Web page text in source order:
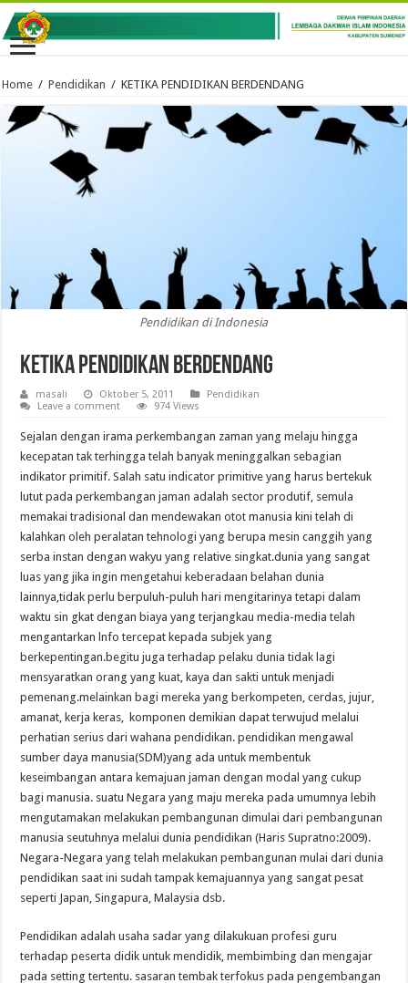
Home / Pendidikan / KETIKA PENDIDIKAN BERDENDANG
Pendidikan di Indonesia
KETIKA PENDIDIKAN BERDENDANG
masali Oktober 5, 2011
Pendidikan
Leave a comment
974 Views
Sejalan dengan irama perkembangan zaman yang melaju hingga
kecepatan tak terhingga telah banyak meninggalkan sebagian
indikator primitif. Salah satu indicator primitive yang harus bertekuk
lutut pada perkembangan jaman adalah sector produtif, semula
memakai tradisional dan mendewakan otot manusia kini telah di
kalahkan oleh peralatan tehnologi yang berupa mesin canggih yang
serba instan dengan wakyu yang relative singkat.dunia yang sangat
luas yang jika ingin mengetahui keberadaan belahan dunia
lainnya,tidak perlu berpuluh-puluh hari mengitarinya tetapi dalam
waktu sin gkat dengan biaya yang terjangkau media-media telah
mengantarkan lnfo tercepat kepada subjek yang
berkepentingan.begitu juga terhadap pelaku dunia tidak lagi
mensyaratkan orang yang kuat, kaya dan sakti untuk menjadi
pemenang.melainkan bagi mereka yang berkompeten, cerdas, jujur,
amanat, kerja keras, komponen demikian dapat terwujud melalui
perhatian serius dari wahana pendidikan. pendidikan mengawal
sumber daya manusia(SDM)yang ada untuk membentuk
keseimbangan antara kemajuan jaman dengan modal yang cukup
bagi manusia. suatu Negara yang maju mereka pada umumnya lebih
mengutamakan melakukan pembangunan dimulai dari pembangunan
manusia seutuhnya melalui dunia pendidikan (Haris Supratno:2009).
Negara-Negara yang telah melakukan pembangunan mulai dari dunia
pendidikan saat ini sudah tampak kemajuannya yang sangat pesat
seperti Japan, Singapura, Malaysia dsb.
Pendidikan adalah usaha sadar yang dilakukuan profesi guru
terhadap peserta didik untuk mendidik, membimbing dan mengajar
pada setting tertentu. sasaran tembak terfokus pada pengembangan